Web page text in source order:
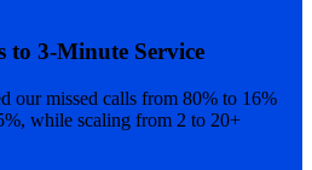
to 3-Minute Service
our missed calls from 80% to 16%
while scaling from 2 to 20+